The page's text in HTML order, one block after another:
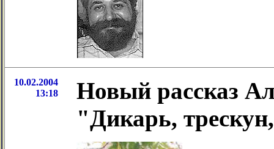
10.02.2004
13:18
Новый рассказ
"Дикарь,